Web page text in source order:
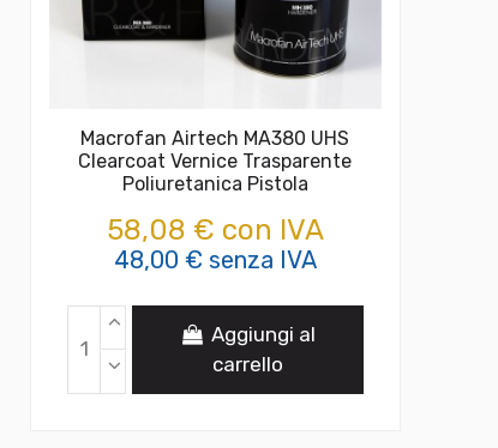
Macrofan Airtech MA380 UHS
Clearcoat Vernice Trasparente
Poliuretanica Pistola
58,08 € con IVA
48,00 € senza IVA
Aggiungi al
carrello